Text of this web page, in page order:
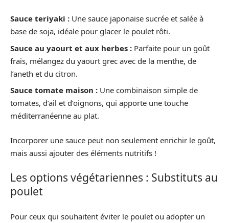
Sauce teriyaki : Une sauce japonaise sucrée et salée à
base de soja, idéale pour glacer le poulet rôti.
Sauce au yaourt et aux herbes : Parfaite pour un goût
frais, mélangez du yaourt grec avec de la menthe, de
l’aneth et du citron.
Sauce tomate maison : Une combinaison simple de
tomates, d’ail et d’oignons, qui apporte une touche
méditerranéenne au plat.
Incorporer une sauce peut non seulement enrichir le goût,
mais aussi ajouter des éléments nutritifs !
Les options végétariennes : Substituts au
poulet
Pour ceux qui souhaitent éviter le poulet ou adopter un